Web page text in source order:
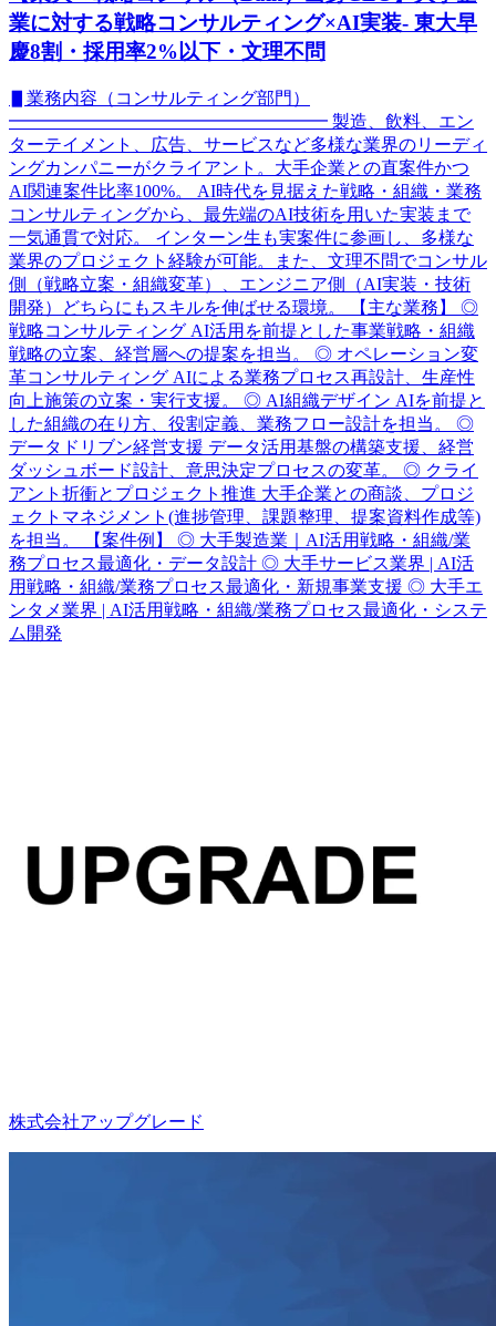
業に対する戦略コンサルティング×AI実装- 東大早
慶8割・採用率2%以下・文理不問
▋業務内容（コンサルティング部門）
━━━━━━━━━━━━━━━━━━ 製造、飲料、エン
ターテイメント、広告、サービスなど多様な業界のリーディ
ングカンパニーがクライアント。大手企業との直案件かつ
AI関連案件比率100%。 AI時代を見据えた戦略・組織・業務
コンサルティングから、最先端のAI技術を用いた実装まで
一気通貫で対応。 インターン生も実案件に参画し、多様な
業界のプロジェクト経験が可能。また、文理不問でコンサル
側（戦略立案・組織変革）、エンジニア側（AI実装・技術
開発）どちらにもスキルを伸ばせる環境。 【主な業務】 ◎
戦略コンサルティング AI活用を前提とした事業戦略・組織
戦略の立案、経営層への提案を担当。 ◎ オペレーション変
革コンサルティング AIによる業務プロセス再設計、生産性
向上施策の立案・実行支援。 ◎ AI組織デザイン AIを前提と
した組織の在り方、役割定義、業務フロー設計を担当。 ◎
データドリブン経営支援 データ活用基盤の構築支援、経営
ダッシュボード設計、意思決定プロセスの変革。 ◎ クライ
アント折衝とプロジェクト推進 大手企業との商談、プロジ
ェクトマネジメント(進捗管理、課題整理、提案資料作成等)
を担当。 【案件例】 ◎ 大手製造業｜AI活用戦略・組織/業
務プロセス最適化・データ設計 ◎ 大手サービス業界 | AI活
用戦略・組織/業務プロセス最適化・新規事業支援 ◎ 大手エ
ンタメ業界 | AI活用戦略・組織/業務プロセス最適化・システ
ム開発
株式会社アップグレード